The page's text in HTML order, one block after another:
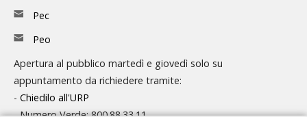
Pec
Peo
Apertura al pubblico martedì e giovedì solo su
appuntamento da richiedere tramite:
- Chiedilo all'URP